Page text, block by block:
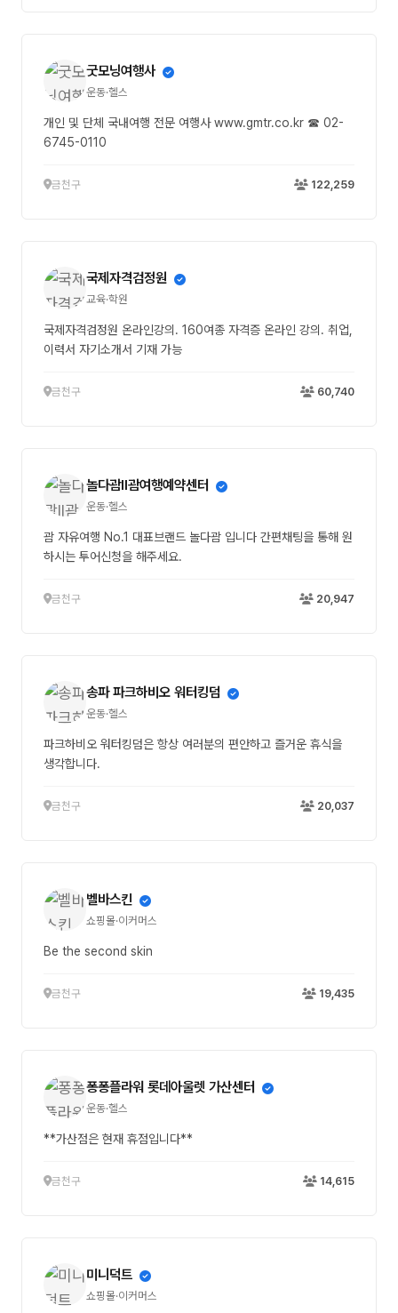
굿모닝여행사
운동·헬스
개인 및 단체 국내여행 전문 여행사 www.gmtr.co.kr ☎ 02-
6745-0110
금천구 122,259
국제자격검정원
교육·학원
국제자격검정원 온라인강의. 160여종 자격증 온라인 강의. 취업,
이력서 자기소개서 기재 가능
금천구 60,740
놀다괌ll괌여행예약센터
운동·헬스
괌 자유여행 No.1 대표브랜드 놀다괌 입니다 간편채팅을 통해 원
하시는 투어신청을 해주세요.
금천구 20,947
송파 파크하비오 워터킹덤
운동·헬스
파크하비오 워터킹덤은 항상 여러분의 편안하고 즐거운 휴식을
생각합니다.
금천구 20,037
벨바스킨
쇼핑몰·이커머스
Be the second skin
금천구 19,435
퐁퐁플라워 롯데아울렛 가산센터
운동·헬스
**가산점은 현재 휴점입니다**
금천구 14,615
미니덕트
쇼핑몰·이커머스